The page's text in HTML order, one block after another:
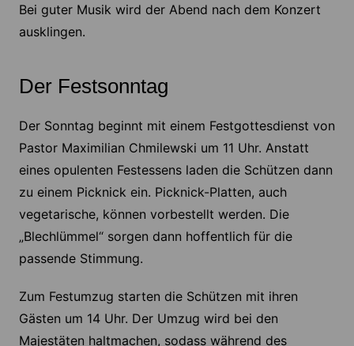
Bei guter Musik wird der Abend nach dem Konzert
ausklingen.
Der Festsonntag
Der Sonntag beginnt mit einem Festgottesdienst von
Pastor Maximilian Chmilewski um 11 Uhr. Anstatt
eines opulenten Festessens laden die Schützen dann
zu einem Picknick ein. Picknick-Platten, auch
vegetarische, können vorbestellt werden. Die
„Blechlümmel“ sorgen dann hoffentlich für die
passende Stimmung.
Zum Festumzug starten die Schützen mit ihren
Gästen um 14 Uhr. Der Umzug wird bei den
Majestäten haltmachen, sodass während des